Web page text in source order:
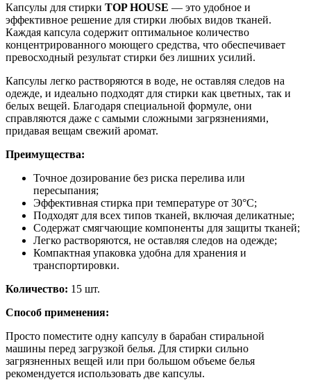
Капсулы для стирки TOP HOUSE — это удобное и
эффективное решение для стирки любых видов тканей.
Каждая капсула содержит оптимальное количество
концентрированного моющего средства, что обеспечивает
превосходный результат стирки без лишних усилий.
Капсулы легко растворяются в воде, не оставляя следов на
одежде, и идеально подходят для стирки как цветных, так и
белых вещей. Благодаря специальной формуле, они
справляются даже с самыми сложными загрязнениями,
придавая вещам свежий аромат.
Преимущества:
Точное дозирование без риска перелива или
пересыпания;
Эффективная стирка при температуре от 30°C;
Подходят для всех типов тканей, включая деликатные;
Содержат смягчающие компоненты для защиты тканей;
Легко растворяются, не оставляя следов на одежде;
Компактная упаковка удобна для хранения и
транспортировки.
Количество: 15 шт.
Способ применения:
Просто поместите одну капсулу в барабан стиральной
машины перед загрузкой белья. Для стирки сильно
загрязненных вещей или при большом объеме белья
рекомендуется использовать две капсулы.